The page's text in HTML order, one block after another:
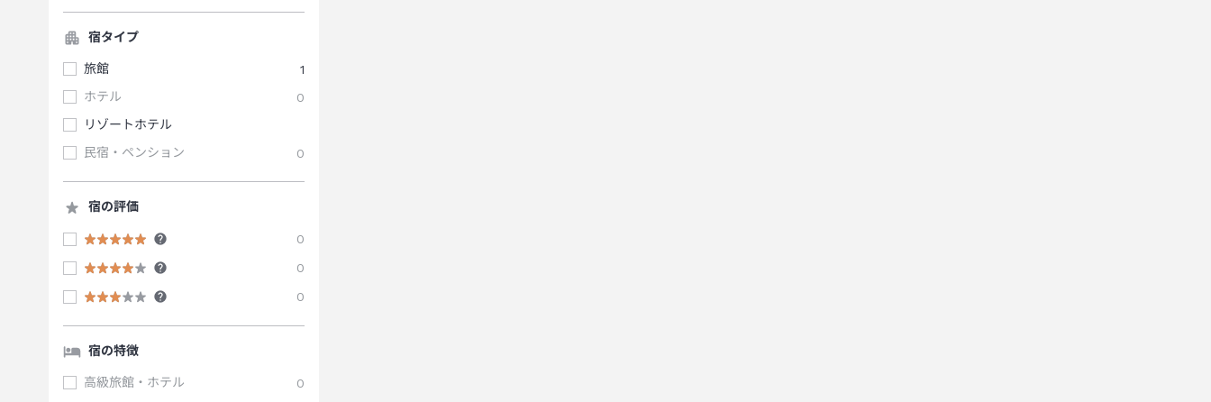
宿タイプ
旅館
1
ホテル
0
リゾートホテル
民宿・ペンション
0
宿の評価
0
0
0
宿の特徴
高級旅館・ホテル
0